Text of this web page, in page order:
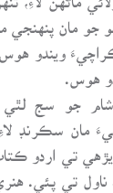
جو مان
ويندو
هوس.
جو سج لٿي
مان سڪرنڊ
تي اردو
تي پئي.